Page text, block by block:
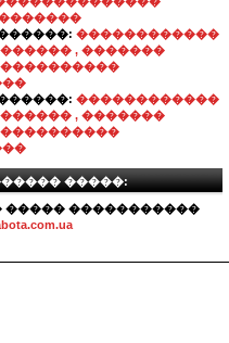
������������
, �������
������������
, �������
�����:
����� �����������